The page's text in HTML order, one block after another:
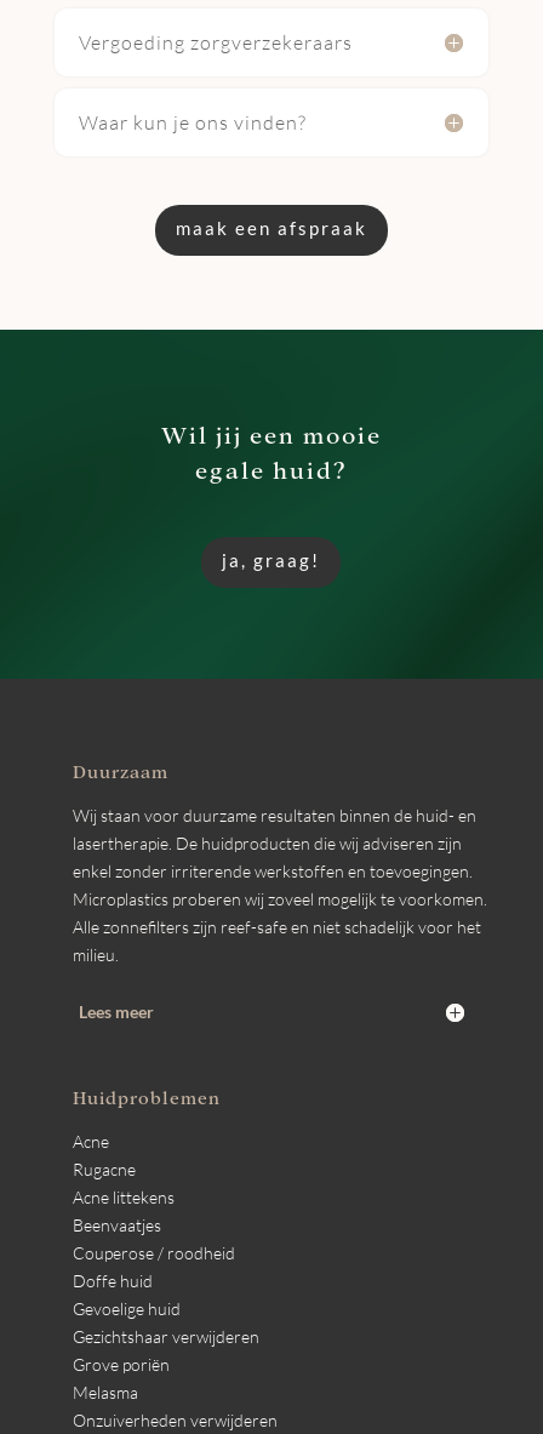
Vergoeding zorgverzekeraars
Waar kun je ons vinden?
maak een afspraak
Wil jij een mooie
egale huid?
ja, graag!
Duurzaam
Wij staan voor duurzame resultaten binnen de huid- en
lasertherapie. De huidproducten die wij adviseren zijn
enkel zonder irriterende werkstoffen en toevoegingen.
Microplastics proberen wij zoveel mogelijk te voorkomen.
Alle zonnefilters zijn reef-safe en niet schadelijk voor het
milieu.
Lees meer
Huidproblemen
Acne
Rugacne
Acne littekens
Beenvaatjes
Couperose / roodheid
Doffe huid
Gevoelige huid
Gezichtshaar verwijderen
Grove poriën
Melasma
Onzuiverheden verwijderen